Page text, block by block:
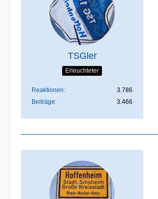
TSGler
Erleuchteter
Reaktionen
3.786
Beiträge
3.466